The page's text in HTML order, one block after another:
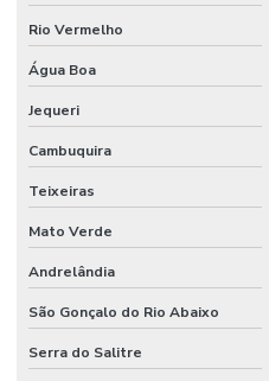
Rio Vermelho
Água Boa
Jequeri
Cambuquira
Teixeiras
Mato Verde
Andrelândia
São Gonçalo do Rio Abaixo
Serra do Salitre